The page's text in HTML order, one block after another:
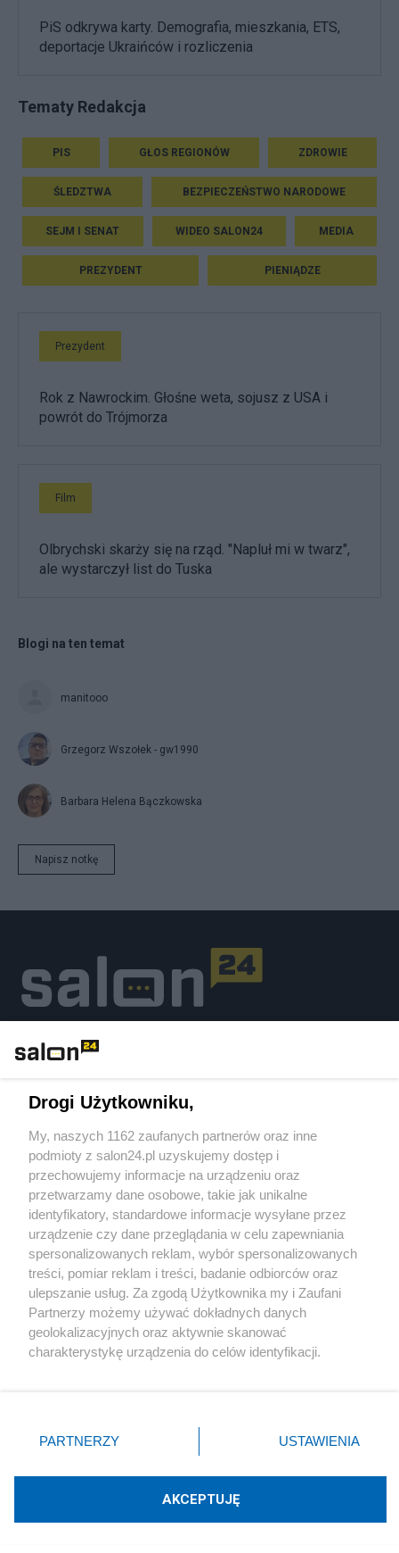
PiS odkrywa karty. Demografia, mieszkania, ETS,
deportacje Ukraińców i rozliczenia
Tematy Redakcja
PIS GŁOS REGIONÓW ZDROWIE
ŚLEDZTWA BEZPIECZEŃSTWO NARODOWE
SEJM I SENAT WIDEO SALON24 MEDIA
PREZYDENT PIENIĄDZE
Prezydent
Rok z Nawrockim. Głośne weta, sojusz z USA i
powrót do Trójmorza
Film
Olbrychski skarży się na rząd. "Napluł mi w twarz",
ale wystarczył list do Tuska
Blogi na ten temat
manitooo
Grzegorz Wszołek - gw1990
Barbara Helena Bączkowska
Napisz notkę
Podziel się swoją opinią
Polityka
Gospodarka
Rozmaitości
Technologie
Sport
Kultura
Drogi Użytkowniku,
My, naszych 1162 zaufanych partnerów oraz inne
podmioty z salon24.pl uzyskujemy dostęp i
przechowujemy informacje na urządzeniu oraz
przetwarzamy dane osobowe, takie jak unikalne
identyfikatory, standardowe informacje wysyłane przez
urządzenie czy dane przeglądania w celu zapewniania
spersonalizowanych reklam, wybór spersonalizowanych
treści, pomiar reklam i treści, badanie odbiorców oraz
ulepszanie usług. Za zgodą Użytkownika my i Zaufani
Partnerzy możemy używać dokładnych danych
geolokalizacyjnych oraz aktywnie skanować
charakterystykę urządzenia do celów identyfikacji.
zmienić/wycofać klikając przycisk ustawień prywatności
znajdujący się w lewym dolnym rogu strony
rodzaje przetwarzania danych nie wymagają zgody
użytkownika, ale masz prawo sprzeciwić się takiemu
PARTNERZY USTAWIENIA
AKCEPTUJĘ